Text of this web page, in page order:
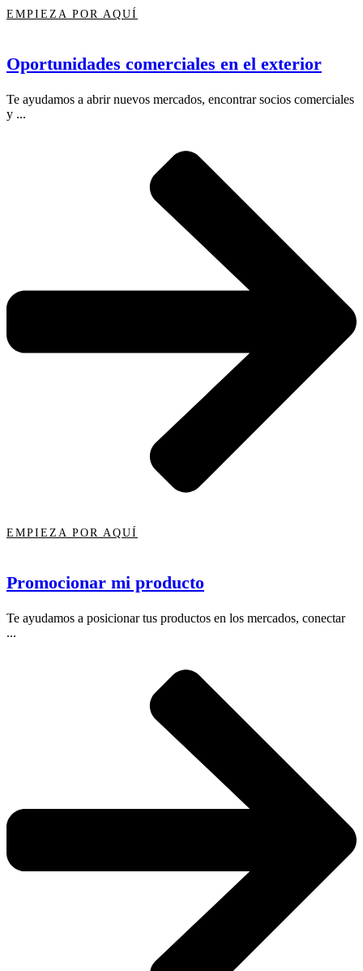
EMPIEZA POR AQUÍ
Oportunidades comerciales en el exterior
Te ayudamos a abrir nuevos mercados, encontrar socios comerciales
y ...
EMPIEZA POR AQUÍ
Promocionar mi producto
Te ayudamos a posicionar tus productos en los mercados, conectar
...